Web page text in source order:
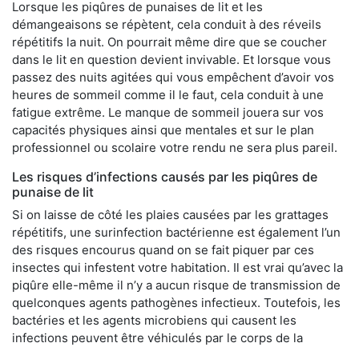
Lorsque les piqûres de punaises de lit et les
démangeaisons se répètent, cela conduit à des réveils
répétitifs la nuit. On pourrait même dire que se coucher
dans le lit en question devient invivable. Et lorsque vous
passez des nuits agitées qui vous empêchent d’avoir vos
heures de sommeil comme il le faut, cela conduit à une
fatigue extrême. Le manque de sommeil jouera sur vos
capacités physiques ainsi que mentales et sur le plan
professionnel ou scolaire votre rendu ne sera plus pareil.
Les risques d’infections causés par les piqûres de
punaise de lit
Si on laisse de côté les plaies causées par les grattages
répétitifs, une surinfection bactérienne est également l’un
des risques encourus quand on se fait piquer par ces
insectes qui infestent votre habitation. Il est vrai qu’avec la
piqûre elle-même il n’y a aucun risque de transmission de
quelconques agents pathogènes infectieux. Toutefois, les
bactéries et les agents microbiens qui causent les
infections peuvent être véhiculés par le corps de la